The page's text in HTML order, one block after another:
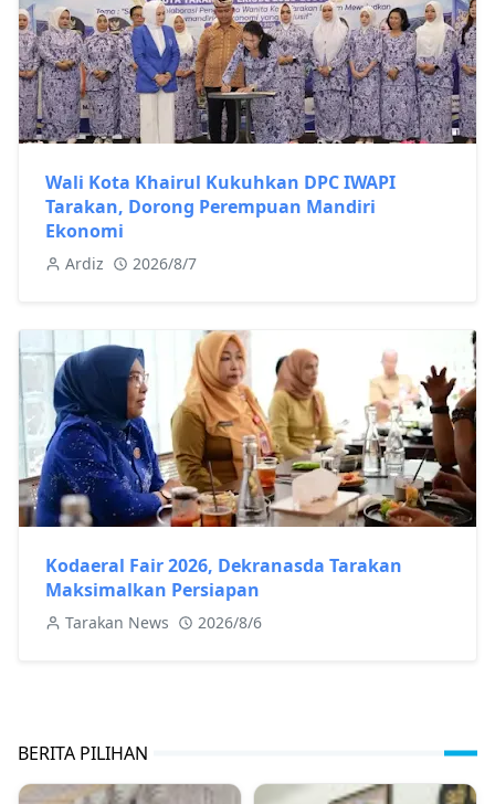
Wali Kota Khairul Kukuhkan DPC IWAPI
Tarakan, Dorong Perempuan Mandiri
Ekonomi
Ardiz 2026/8/7
Kodaeral Fair 2026, Dekranasda Tarakan
Maksimalkan Persiapan
Tarakan News 2026/8/6
BERITA PILIHAN